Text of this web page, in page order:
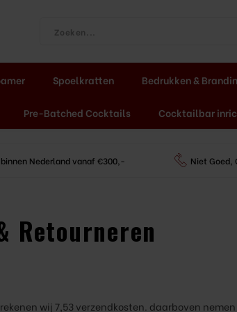
Spoelkratten Bedrukken &
Pre-Batched Cocktails Cocktailbar
Nederland vanaf €300,- Niet Goed,
Retourneren
wij 7,53 verzendkosten. daarboven